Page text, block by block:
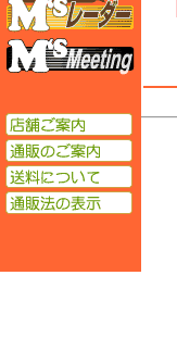
エム
店舗